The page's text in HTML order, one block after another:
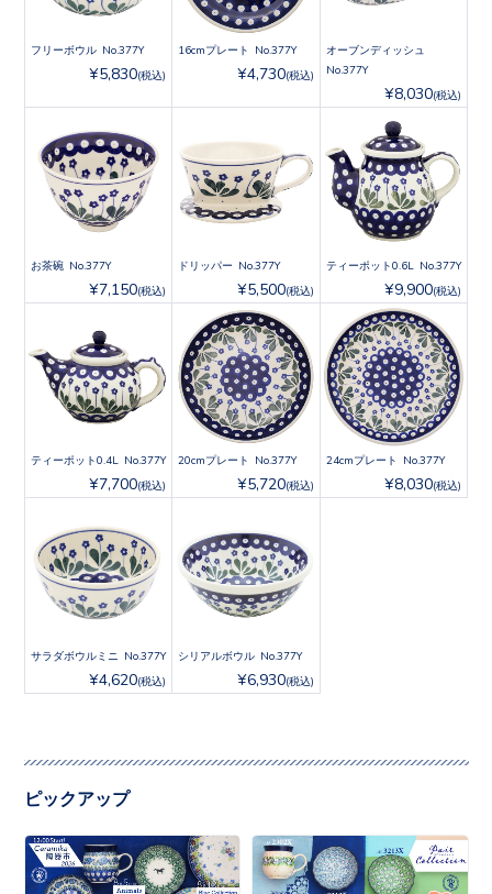
フリーボウル No.377Y
¥5,830(税込)
16cmプレート No.377Y
¥4,730(税込)
オーブンディッシュ
No.377Y
¥8,030(税込)
お茶碗 No.377Y
¥7,150(税込)
ドリッパー No.377Y
¥5,500(税込)
ティーポット0.6L No.377Y
¥9,900(税込)
ティーポット0.4L No.377Y
¥7,700(税込)
20cmプレート No.377Y
¥5,720(税込)
24cmプレート No.377Y
¥8,030(税込)
サラダボウルミニ No.377Y
¥4,620(税込)
シリアルボウル No.377Y
¥6,930(税込)
ピックアップ